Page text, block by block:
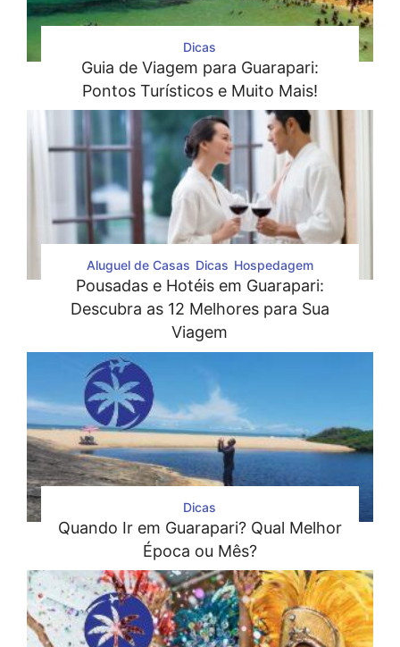
Dicas
Guia de Viagem para Guarapari:
Pontos Turísticos e Muito Mais!
Aluguel de Casas Dicas Hospedagem
Pousadas e Hotéis em Guarapari:
Descubra as 12 Melhores para Sua
Viagem
Dicas
Quando Ir em Guarapari? Qual Melhor
Época ou Mês?